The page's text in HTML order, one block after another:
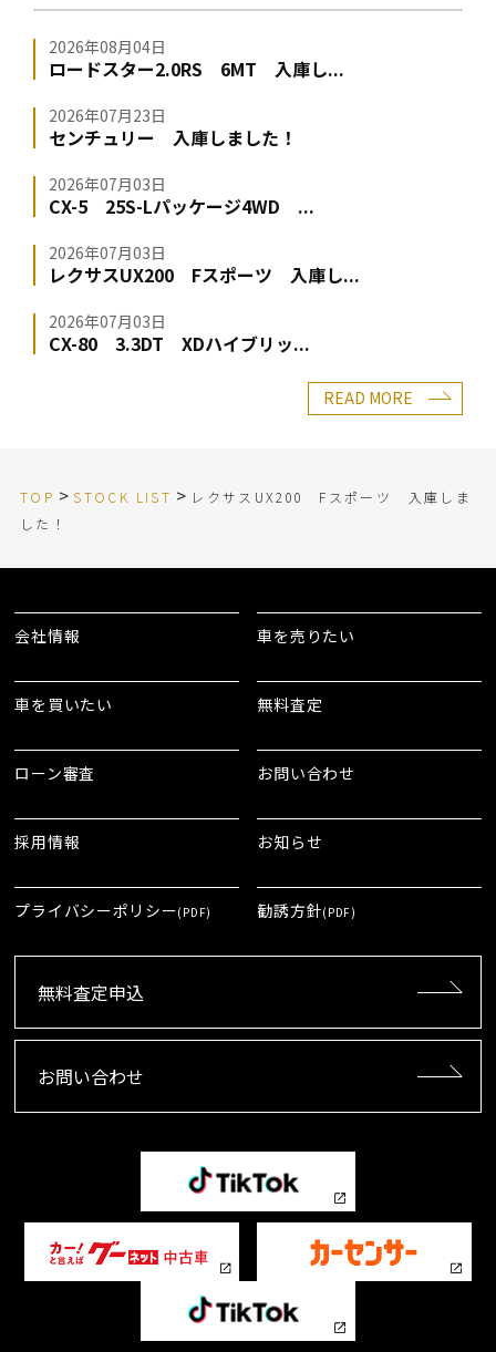
2026年08月04日
ロードスター2.0RS 6MT 入庫し...
2026年07月23日
センチュリー 入庫しました！
2026年07月03日
CX-5 25S-Lパッケージ4WD ...
2026年07月03日
レクサスUX200 Fスポーツ 入庫し...
2026年07月03日
CX-80 3.3DT XDハイブリッ...
READ MORE
TOP >STOCK LIST > レクサスUX200 Fスポーツ 入庫しま
した！
会社情報 車を売りたい
車を買いたい 無料査定
ローン審査 お問い合わせ
採用情報 お知らせ
プライバシーポリシー(PDF) 勧誘方針(PDF)
無料査定申込
お問い合わせ